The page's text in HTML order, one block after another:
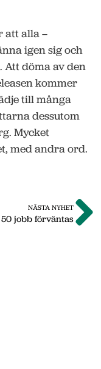
att alla –
igen sig och
Att döma av den
kommer
till många
dessutom
Mycket
med andra ord.
NÄSTA NYHET
jobb förväntas